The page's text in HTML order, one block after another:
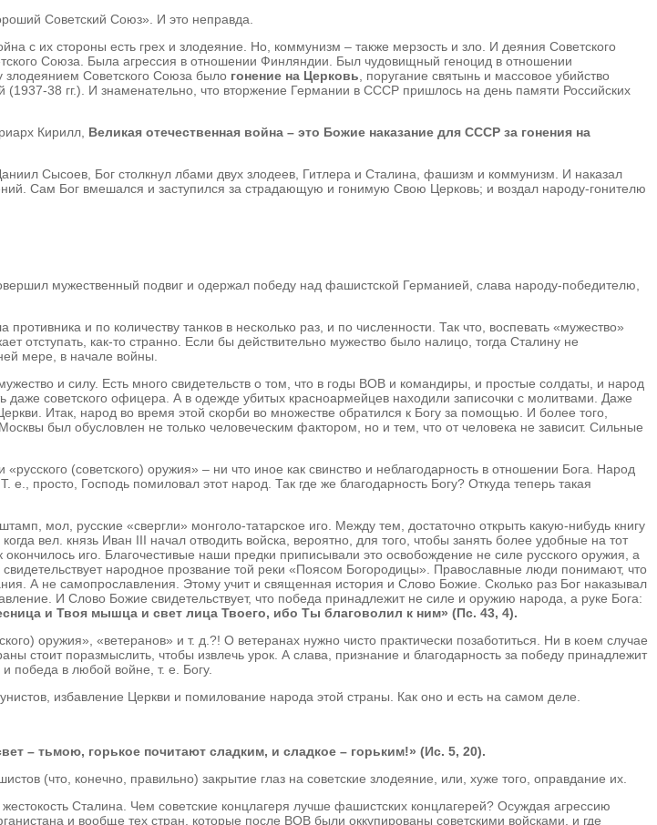
Советский Союз». И это неправда.
с их стороны есть грех и злодеяние. Но, коммунизм – также мерзость и зло. И деяния Советского
Союза. Была агрессия в отношении Финляндии. Был чудовищный геноцид в отношении
Советского Союза было гонение на Церковь , поругание святынь и массовое убийство
38 гг.). И знаменательно, что вторжение Германии в СССР пришлось на день памяти Российских
Кирилл, Великая отечественная война – это Божие наказание для СССР за гонения на
Сысоев, Бог столкнул лбами двух злодеев, Гитлера и Сталина, фашизм и коммунизм. И наказал
Сам Бог вмешался и заступился за страдающую и гонимую Свою Церковь; и воздал народу-гонителю
мужественный подвиг и одержал победу над фашистской Германией, слава народу-победителю,
и по количеству танков в несколько раз, и по численности. Так что, воспевать «мужество»
отступать, как-то странно. Если бы действительно мужество было налицо, тогда Сталину не
мере, в начале войны.
и силу. Есть много свидетельств о том, что в годы ВОВ и командиры, и простые солдаты, и народ
советского офицера. А в одежде убитых красноармейцев находили записочки с молитвами. Даже
Итак, народ во время этой скорби во множестве обратился к Богу за помощью. И более того,
был обусловлен не только человеческим фактором, но и тем, что от человека не зависит. Сильные
(советского) оружия» – ни что иное как свинство и неблагодарность в отношении Бога. Народ
просто, Господь помиловал этот народ. Так где же благодарность Богу? Откуда теперь такая
мол, русские «свергли» монголо-татарское иго. Между тем, достаточно открыть какую-нибудь книгу
вел. князь Иван III начал отводить войска, вероятно, для того, чтобы занять более удобные на тот
иго. Благочестивые наши предки приписывали это освобождение не силе русского оружия, а
народное прозвание той реки «Поясом Богородицы». Православные люди понимают, что
А не самопрославления. Этому учит и священная история и Слово Божие. Сколько раз Бог наказывал
И Слово Божие свидетельствует, что победа принадлежит не силе и оружию народа, а руке Бога:
и Твоя мышца и свет лица Твоего, ибо Ты благоволил к ним» (Пс. 43, 4).
оружия», «ветеранов» и т. д.?! О ветеранах нужно чисто практически позаботиться. Ни в коем случае
стоит поразмыслить, чтобы извлечь урок. А слава, признание и благодарность за победу принадлежит
победа в любой войне, т. е. Богу.
избавление Церкви и помилование народа этой страны. Как оно и есть на самом деле.
– тьмою, горькое почитают сладким, и сладкое – горьким!» (Ис. 5, 20).
(что, конечно, правильно) закрытие глаз на советские злодеяние, или, хуже того, оправдание их.
Сталина. Чем советские концлагеря лучше фашистских концлагерей? Осуждая агрессию
и вообще тех стран, которые после ВОВ были оккупированы советскими войсками, и где